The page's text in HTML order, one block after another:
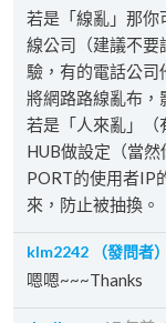
若是「線亂」那你
線公司（建議不要
驗，有的電話公司
將網路路線亂布，
若是「人來亂」（
HUB做設定（當
PORT的使用者IP
來，防止被抽換。
klm2242 （發問者）
嗯嗯~~~Thanks